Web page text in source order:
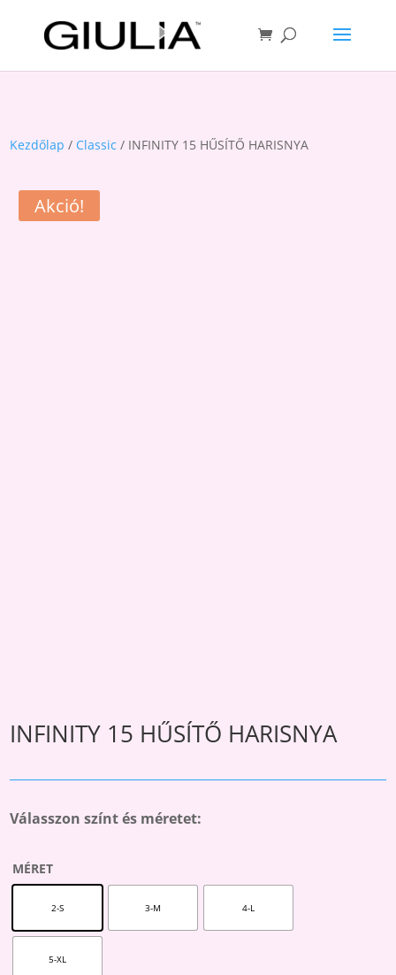
Kezdőlap / Classic / INFINITY 15 HŰSÍTŐ HARISNYA
Akció!
INFINITY 15 HŰSÍTŐ HARISNYA
Válasszon színt és méretet:
MÉRET
2-S 3-M 4-L
5-XL